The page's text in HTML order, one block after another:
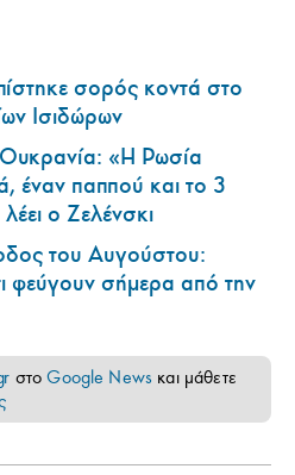
σορός κοντά στο
Ισιδώρων
«Η Ρωσία
έναν παππού και το 3
ο Ζελένσκι
του Αυγούστου:
φεύγουν σήμερα από την
στοGoogle News και μάθετε